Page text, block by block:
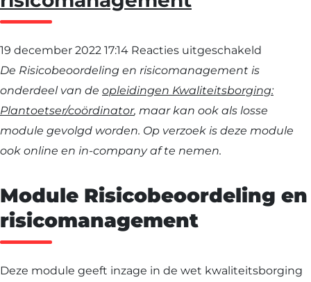
19 december 2022 17:14 Reacties uitgeschakeld
en
De Risicobeoordeling en risicomanagement is
onderdeel van de opleidingen Kwaliteitsborging:
Plantoetser/coördinator, maar kan ook als losse
module gevolgd worden. Op verzoek is deze module
ook online en in-company af te nemen.
Module Risicobeoordeling en
risicomanagement
Deze module geeft inzage in de wet kwaliteitsborging